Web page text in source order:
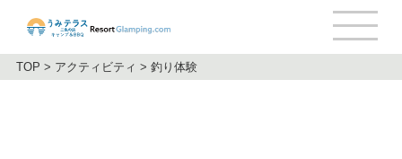
TOP > アクティビティ >釣り体験